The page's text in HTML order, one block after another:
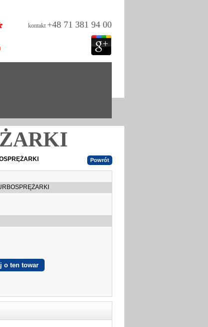
kontakt +48 71 381 94 00